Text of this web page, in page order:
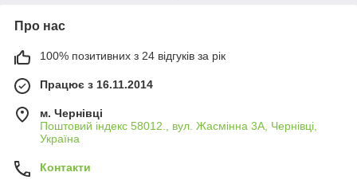
Про нас
100% позитивних з 24 відгуків за рік
Працює з 16.11.2014
м. Чернівці
Поштовий індекс 58012., вул. Жасмінна 3А, Чернівці,
Україна
Контакти